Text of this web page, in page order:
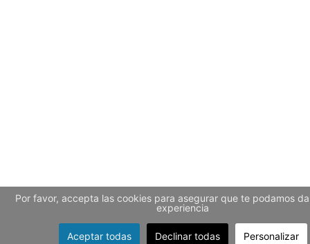
Por favor, accepta las cookies para asegurar que te podamos
experiencia
Aceptar todas Declinar todas Personalizar